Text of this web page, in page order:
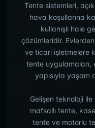
Tente sistemleri,
hava koşullarına
kullanışlı hale
çözümleridir.
ve ticari işletmelere
tente
yapısıyla yaşam
Gelişen teknoloji
mafsallı tente,
tente ve motorlu